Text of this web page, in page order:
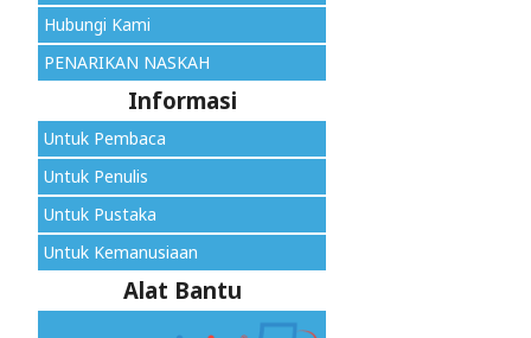
Hubungi Kami
PENARIKAN NASKAH
Informasi
Untuk Pembaca
Untuk Penulis
Untuk Pustaka
Untuk Kemanusiaan
Alat Bantu